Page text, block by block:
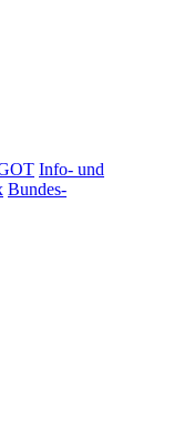
Info- und
Bundes-